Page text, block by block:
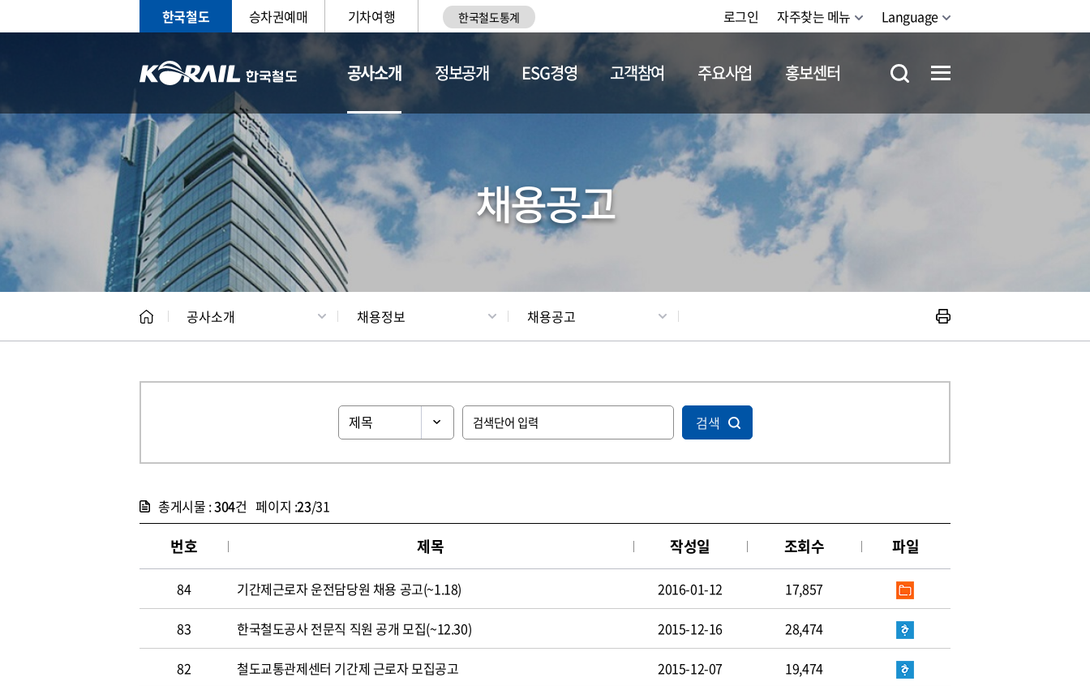
한국철도 승차권예매 기차여행 한국철도통계 로그인 자주찾는 메뉴 Language
공사소개
CEO 일반현황 채용정보
정보공개 ESG경영 고객참여 주요사업 홍보센터
채용공고
공사소개 채용정보 채용공고
검색
총게시물 :304건 페이지 :23/31
번호 제목 작성일 조회수 파일
84 기간제근로자 운전담당원 채용 공고(~1.18) 2016-01-12 17,857
83 한국철도공사 전문직 직원 공개 모집(~12.30) 2015-12-16 28,474
82 철도교통관제센터 기간제 근로자 모집공고 2015-12-07 19,474